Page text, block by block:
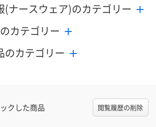
(ナースウェア)のカテゴリー
カテゴリー
のカテゴリー
クした商品 閲覧履歴の削除